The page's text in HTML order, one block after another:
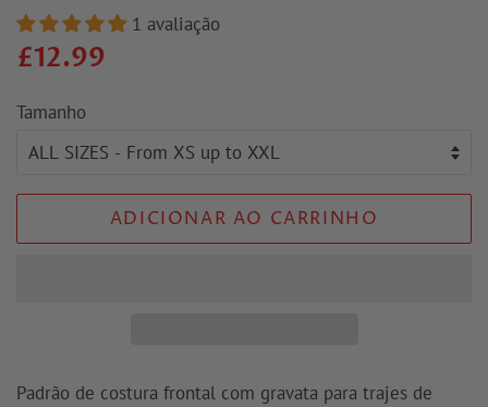
1 avaliação
Preço
£12.99
Tamanho
ADICIONAR AO CARRINHO
Padrão de costura frontal com gravata para trajes de